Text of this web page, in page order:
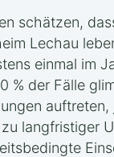
schätzen,
Lechau
einmal im
% der Fälle
langfristiger